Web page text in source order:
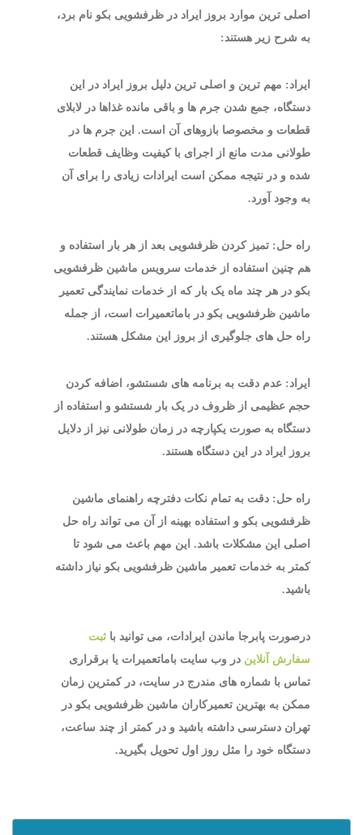
اصلی ترین موارد بروز ایراد در ظرفشویی بکو نام برد،
به شرح زیر هستند:
ایراد: مهم ترین و اصلی ترین دلیل بروز ایراد در این
دستگاه، جمع شدن جرم ها و باقی مانده غذاها در لابلای
قطعات و مخصوصا بازوهای آن است. این جرم ها در
طولانی مدت مانع از اجرای با کیفیت وظایف قطعات
شده و در نتیجه ممکن است ایرادات زیادی را برای آن
به وجود آورد.
راه حل: تمیز کردن ظرفشویی بعد از هر بار استفاده و
هم چنین استفاده از خدمات سرویس ماشین ظرفشویی
بکو در هر چند ماه یک بار که از خدمات نمایندگی تعمیر
ماشین ظرفشویی بکو در باماتعمیرات است، از جمله
راه حل های جلوگیری از بروز این مشکل هستند.
ایراد: عدم دقت به برنامه های شستشو، اضافه کردن
حجم عظیمی از ظروف در یک بار شستشو و استفاده از
دستگاه به صورت یکپارچه در زمان طولانی نیز از دلایل
بروز ایراد در این دستگاه هستند.
راه حل: دقت به تمام نکات دفترچه راهنمای ماشین
ظرفشویی بکو و استفاده بهینه از آن می تواند راه حل
اصلی این مشکلات باشد. این مهم باعث می شود تا
کمتر به خدمات تعمیر ماشین ظرفشویی بکو نیاز داشته
باشید.
درصورت پابرجا ماندن ایرادات، می توانید با ثبت
سفارش آنلاین در وب سایت باماتعمیرات یا برقراری
تماس با شماره های مندرج در سایت، در کمترین زمان
ممکن به بهترین تعمیرکاران ماشین ظرفشویی بکو در
تهران دسترسی داشته باشید و در کمتر از چند ساعت،
دستگاه خود را مثل روز اول تحویل بگیرید.